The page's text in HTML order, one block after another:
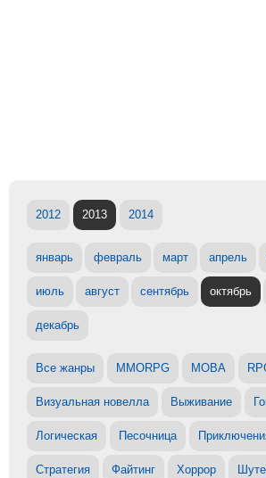
2012 2013 2014
январь февраль март апрель
июль август сентябрь октябрь
декабрь
Все жанры MMORPG MOBA
Визуальная новелла Выживание
Логическая Песочница
Стратегия Файтинг Хоррор